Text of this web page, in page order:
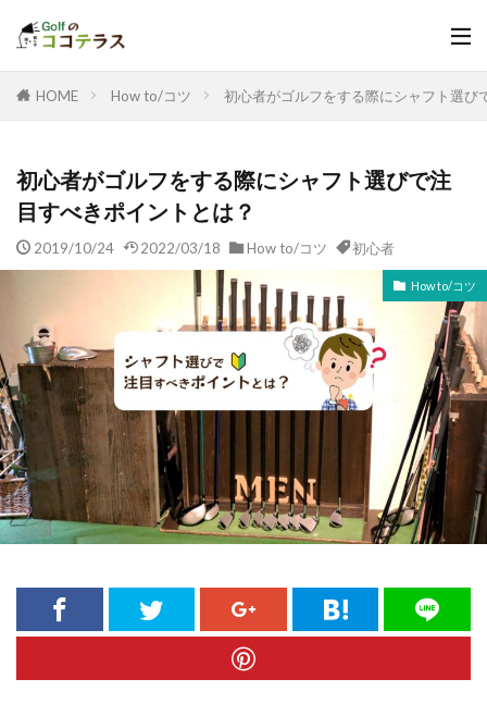
HOME How to/コツ 初心者がゴルフをする際にシャフト選び
初心者がゴルフをする際にシャフト選びで注
目すべきポイントとは？
2019/10/24 2022/03/18 How to/コツ 初心者
How to/コツ